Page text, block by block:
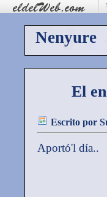
Nenyure
El
Escrito por
Aportó'l día..